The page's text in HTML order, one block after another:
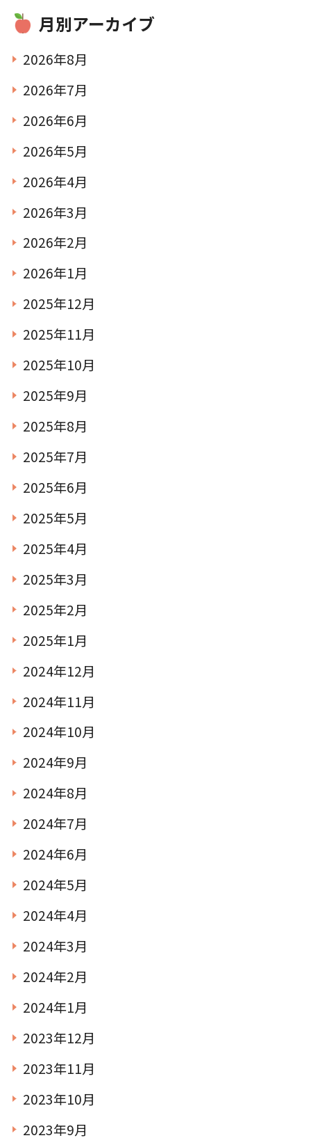
採用サイト
TEL.0476-36-5161
月別アーカイブ
2026年8月
2026年7月
2026年6月
2026年5月
2026年4月
2026年3月
2026年2月
2026年1月
2025年12月
2025年11月
2025年10月
2025年9月
2025年8月
2025年7月
2025年6月
2025年5月
2025年4月
2025年3月
2025年2月
2025年1月
2024年12月
2024年11月
2024年10月
2024年9月
2024年8月
2024年7月
2024年6月
2024年5月
2024年4月
2024年3月
2024年2月
2024年1月
2023年12月
2023年11月
2023年10月
2023年9月